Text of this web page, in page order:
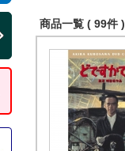
商品一覧 ( 99件 )